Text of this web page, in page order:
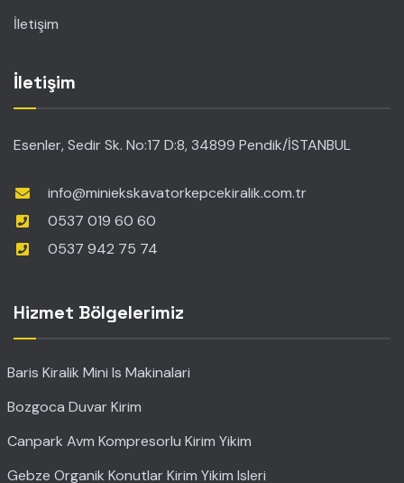
İletişim
İletişim
Esenler, Sedir Sk. No:17 D:8, 34899 Pendik/İSTANBUL
info@miniekskavatorkepcekiralik.com.tr
0537 019 60 60
0537 942 75 74
Hizmet Bölgelerimiz
Baris Kiralik Mini Is Makinalari
Bozgoca Duvar Kirim
Canpark Avm Kompresorlu Kirim Yikim
Gebze Organik Konutlar Kirim Yikim Isleri